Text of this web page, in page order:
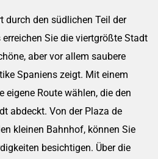
durch den südlichen Teil der
Sie die viertgrößte Stadt
aber vor allem saubere
Spaniens zeigt. Mit einem
eigene Route wählen, die den
abdeckt. Von der Plaza de
kleinen Bahnhof, können Sie
besichtigen. Über die